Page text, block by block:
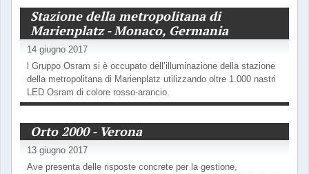
Stazione della metropolitana di
Marienplatz - Monaco, Germania
14 giugno 2017
l Gruppo Osram si è occupato dell’illuminazione della stazione
della metropolitana di Marienplatz utilizzando oltre 1.000 nastri
LED Osram di colore rosso-arancio.
Orto 2000 - Verona
13 giugno 2017
Ave presenta delle risposte concrete per la gestione,